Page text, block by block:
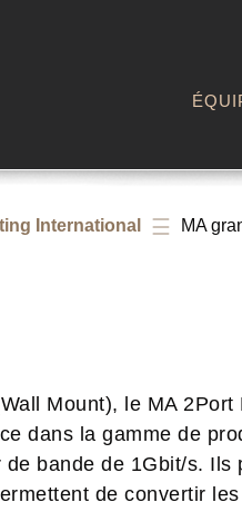
International MA
Mount), le MA 2Port
dans la gamme de
bande de 1Gbit/s. Ils
de convertir